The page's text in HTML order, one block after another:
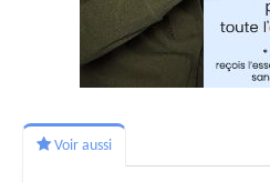
Voir aussi